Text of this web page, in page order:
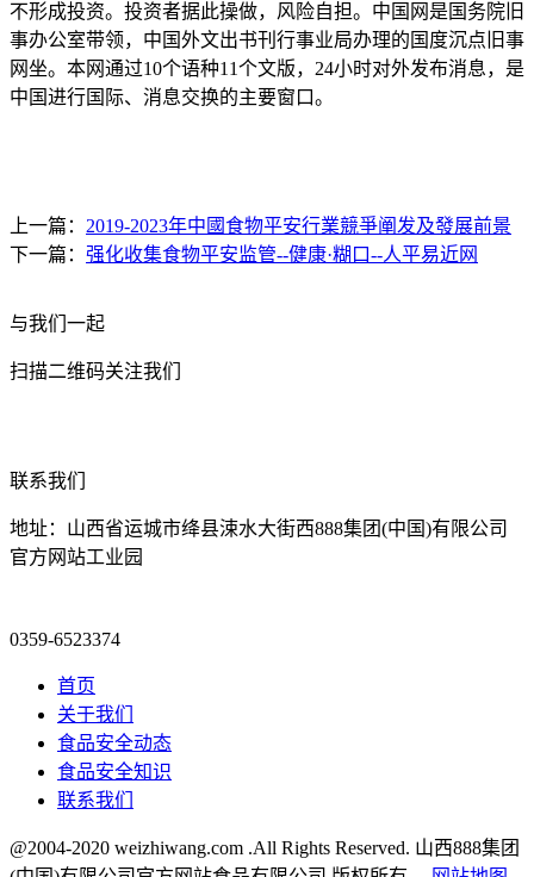
不形成投资。投资者据此操做，风险自担。中国网是国务院旧
事办公室带领，中国外文出书刊行事业局办理的国度沉点旧事
网坐。本网通过10个语种11个文版，24小时对外发布消息，是
中国进行国际、消息交换的主要窗口。
上一篇： 2019-2023年中國食物平安行業競爭阐发及發展前景
下一篇： 强化收集食物平安监管--健康·糊口--人平易近网
与我们一起
扫描二维码关注我们
联系我们
地址：山西省运城市绛县涑水大街西888集团(中国)有限公司
官方网站工业园
0359-6523374
首页
关于我们
食品安全动态
食品安全知识
联系我们
@2004-2020 weizhiwang.com .All Rights Reserved. 山西888集团